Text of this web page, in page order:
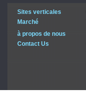
Sites verticales
Marché
à propos de nous
Contact Us